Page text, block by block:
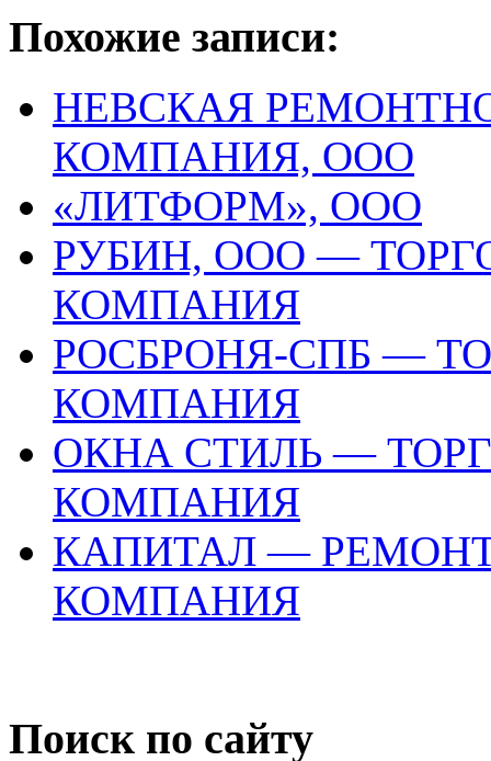
Похожие записи:
НЕВСКАЯ
КОМПАНИЯ, ООО
«ЛИТФОРМ», ООО
РУБИН, ООО —
КОМПАНИЯ
РОСБРОНЯ-СПБ —
КОМПАНИЯ
ОКНА СТИЛЬ —
КОМПАНИЯ
КАПИТАЛ —
КОМПАНИЯ
Поиск по сайту